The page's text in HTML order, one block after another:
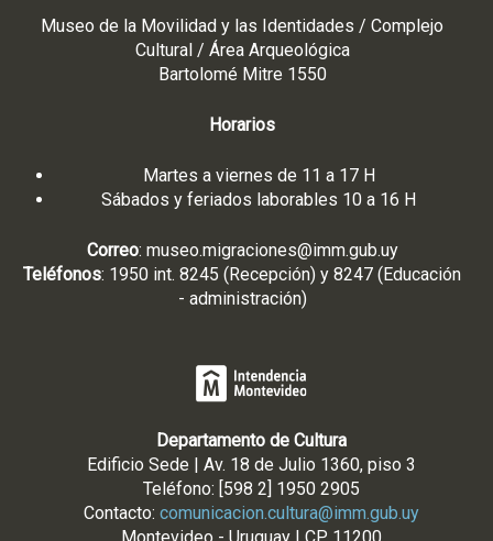
Museo de la Movilidad y las Identidades / Complejo
Cultural / Área Arqueológica
Bartolomé Mitre 1550
Horarios
Martes a viernes de 11 a 17 H
Sábados y feriados laborables 10 a 16 H
Correo: museo.migraciones@imm.gub.uy
Teléfonos: 1950 int. 8245 (Recepción) y 8247 (Educación
- administración)
Departamento de Cultura
Edificio Sede | Av. 18 de Julio 1360, piso 3
Teléfono: [598 2] 1950 2905
Contacto: comunicacion.cultura@imm.gub.uy